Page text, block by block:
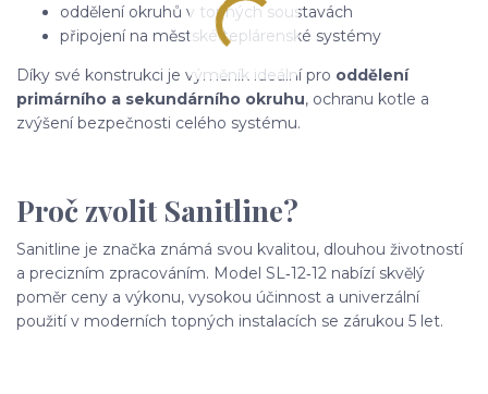
oddělení okruhů v topných soustavách
připojení na městské teplárenské systémy
Díky své konstrukci je výměník ideální pro oddělení
primárního a sekundárního okruhu, ochranu kotle a
zvýšení bezpečnosti celého systému.
Proč zvolit Sanitline?
Sanitline je značka známá svou kvalitou, dlouhou životností
a precizním zpracováním. Model SL‑12‑12 nabízí skvělý
poměr ceny a výkonu, vysokou účinnost a univerzální
použití v moderních topných instalacích se zárukou 5 let.